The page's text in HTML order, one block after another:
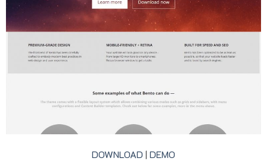
DOWNLOAD | DEMO